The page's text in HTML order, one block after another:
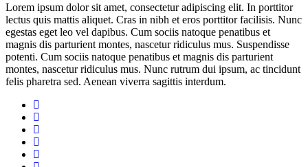
Lorem ipsum dolor sit amet, consectetur adipiscing elit. In porttitor
lectus quis mattis aliquet. Cras in nibh et eros porttitor facilisis. Nunc
egestas eget leo vel dapibus. Cum sociis natoque penatibus et
magnis dis parturient montes, nascetur ridiculus mus. Suspendisse
potenti. Cum sociis natoque penatibus et magnis dis parturient
montes, nascetur ridiculus mus. Nunc rutrum dui ipsum, ac tincidunt
felis pharetra sed. Aenean viverra sagittis interdum.